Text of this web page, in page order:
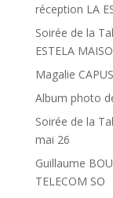
réception LA
Soirée de la
ESTELA
Magalie
Album photo
Soirée de la
mai 26
Guillaume
TELECOM SO